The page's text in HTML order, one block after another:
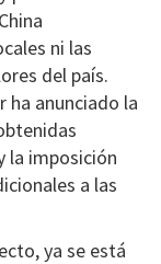
ni las
del país.
anunciado la
la imposición
a las
ya se está